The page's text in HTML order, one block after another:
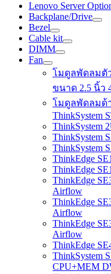
Lenovo Server
Backplane/Drive
Bezel
Cable kit
DIMM
Fan
โมดูลพัดลมตั
ขนาด 2.5 นิ้ว
โมดูลพัดลมด้
ThinkSystem
ThinkSystem
ThinkSystem
ThinkSystem
ThinkEdge
ThinkEdge
ThinkEdge
Airflow
ThinkEdge
Airflow
ThinkEdge
Airflow
ThinkEdge
ThinkSystem
CPU+MEM